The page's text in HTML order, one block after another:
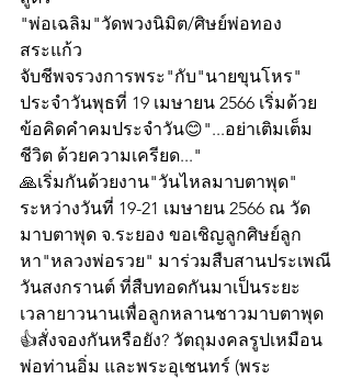
"พ่อเฉลิม"วัดพวงนิมิต/ศิษย์พ่อทอง
สระแก้ว
จับชีพจรวงการพระ"กับ"นายขุนโหร"
ประจำวันพุธที่ 19 เมษายน 2566 เริ่มด้วย
ข้อคิดคำคมประจำวัน😊"...อย่าเติมเต็ม
ชีวิต ด้วยความเครียด..."
🙏เริ่มกันด้วยงาน"วันไหลมาบตาพุด"
ระหว่างวันที่ 19-21 เมษายน 2566 ณ วัด
มาบตาพุด จ.ระยอง ขอเชิญลูกศิษย์ลูก
หา"หลวงพ่อรวย" มาร่วมสืบสานประเพณี
วันสงกรานต์ ที่สืบทอดกันมาเป็นระยะ
เวลายาวนานเพื่อลูกหลานชาวมาบตาพุด
👍สั่งจองกันหรือยัง? วัตถุมงคลรูปเหมือน
พ่อท่านอิ่ม และพระอุเชนทร์ (พระ